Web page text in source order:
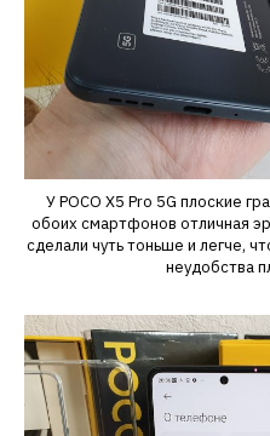
У POCO X5 Pro 5G плоские
обоих смартфонов отличная
сделали чуть тоньше и легче,
неудобства